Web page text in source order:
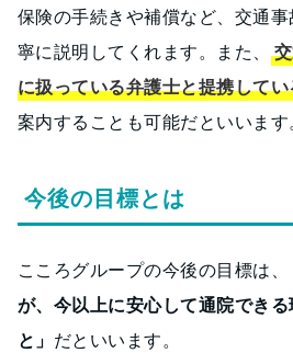
保険の手続きや補償など、交通
寧に説明してくれます。また、
に扱っている弁護士と提携してい
案内することも可能だといいます
今後の目標とは
こころグループの今後の目標は、
が、今以上に安心して通院でき
と」 だといいます。